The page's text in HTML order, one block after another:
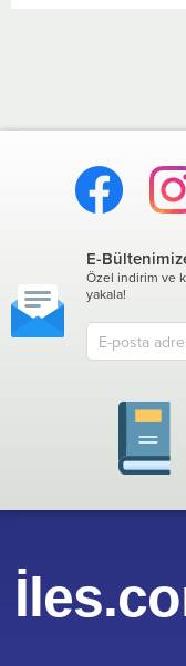
E-
Özel indirim ve
yakala!